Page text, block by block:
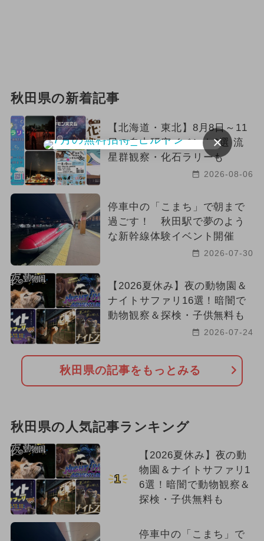
ハロウィン ワークショップ
2025年1月のイベント
2024年6月のイベント
2024年2月のイベント
2024年1月のイベント 雨の日OK
厳選お出かけまとめ
2023年のイベント
2022年オープン
秋田県の新着記事
【北海道・東北】8月8日～11
日の自由研究イベント9選 流
星群観察・化石ラリーも
2026-08-06
停車中の「こまち」で朝まで
過ごす！ 秋田駅で夢のよう
な新幹線体験イベント開催
2026-07-30
【2026夏休み】夜の動物園＆
ナイトサファリ16選！暗闇で
動物観察＆探検・子供無料も
2026-07-24
秋田県の記事をもっとみる
秋田県の人気記事ランキング
1
【2026夏休み】夜の動
物園＆ナイトサファリ1
6選！暗闇で動物観察＆
探検・子供無料も
停車中の「こまち」で
×